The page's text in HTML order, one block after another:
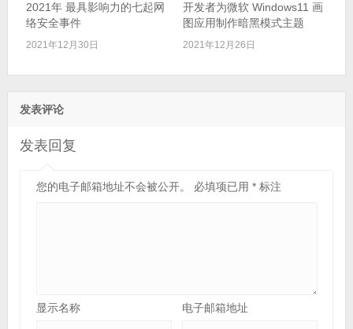
2021年 最具影响力的七起网
络安全事件
2021年12月30日
开发者为微软 Windows11 画
图应用制作暗黑模式主题
2021年12月26日
发表评论
发表回复
您的电子邮箱地址不会被公开。 必填项已用 *标注
显示名称 电子邮箱地址